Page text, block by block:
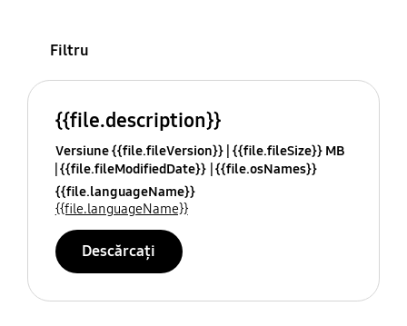
Filtru
{{file.description}}
Versiune {{file.fileVersion}} {{file.fileSize}} MB
{{file.fileModifiedDate}} {{file.osNames}}
{{file.languageName}}
{{file.languageName}}
Descărcați